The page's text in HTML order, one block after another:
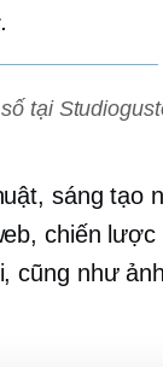
tại
sáng tạo
chiến lược
cũng như